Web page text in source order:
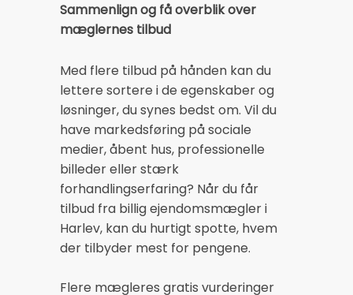
Sammenlign og få overblik over
mæglernes tilbud
Med flere tilbud på hånden kan du
lettere sortere i de egenskaber og
løsninger, du synes bedst om. Vil du
have markedsføring på sociale
medier, åbent hus, professionelle
billeder eller stærk
forhandlingserfaring? Når du får
tilbud fra billig ejendomsmægler i
Harlev, kan du hurtigt spotte, hvem
der tilbyder mest for pengene.
Flere mægleres gratis vurderinger